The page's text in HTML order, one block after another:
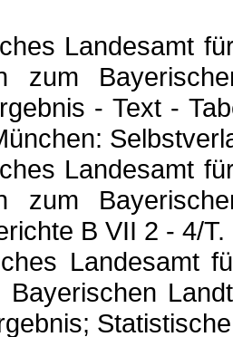
Landesamt
zum
- Text -
Landesamt
zum
B VII 2 - 4/T.
Landesamt
Bayerischen